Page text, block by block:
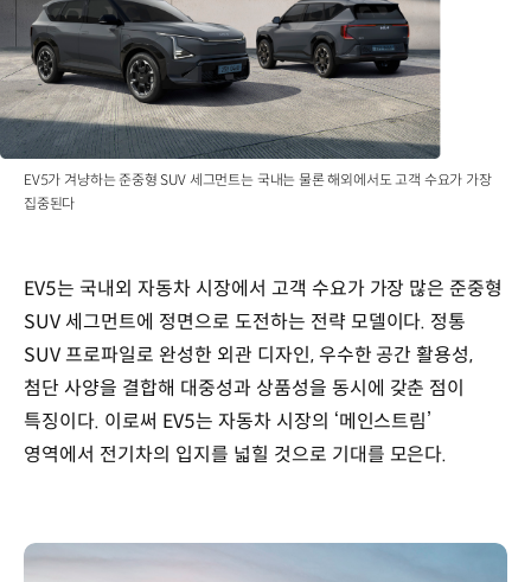
EV5가 겨냥하는 준중형 SUV 세그먼트는 국내는 물론 해외에서도 고객 수요가 가장
집중된다
EV5는 국내외 자동차 시장에서 고객 수요가 가장 많은 준중형
SUV 세그먼트에 정면으로 도전하는 전략 모델이다. 정통
SUV 프로파일로 완성한 외관 디자인, 우수한 공간 활용성,
첨단 사양을 결합해 대중성과 상품성을 동시에 갖춘 점이
특징이다. 이로써 EV5는 자동차 시장의 ‘메인스트림’
영역에서 전기차의 입지를 넓힐 것으로 기대를 모은다.